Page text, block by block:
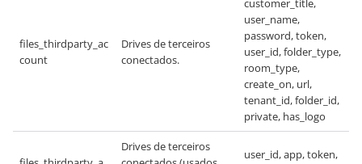
files_thirdparty_ac
count
Drives de terceiros
conectados.
customer_title,
user_name,
password, token,
user_id, folder_type,
room_type,
create_on, url,
tenant_id, folder_id,
private, has_logo
Drives de terceiros
user_id, app, token,